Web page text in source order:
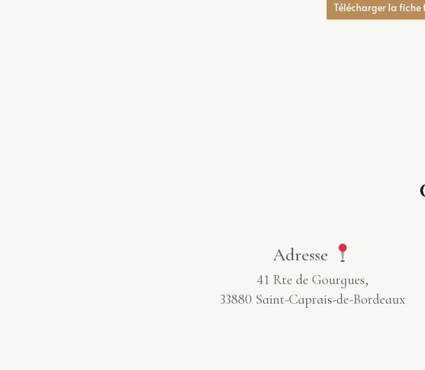
Télécharger la fiche
Adresse
41 Rte de Gourgues,
33880 Saint-Caprais-de-Bordeaux